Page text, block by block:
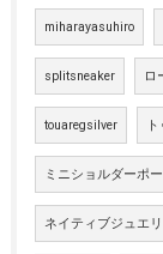
miharayasuhiro
splitsneaker ロ
touaregsilver
ミニショルダーポ
ネイティブジュエ